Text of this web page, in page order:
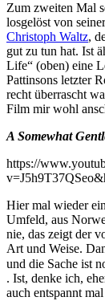
Zum zweiten Mal
losgelöst von
Christoph Waltz,
gut zu tun hat. Ist
Life“ (oben) eine
Pattinsons letzter
recht überrascht
Film mir wohl
A Somewhat
https://
Hier mal wieder
Umfeld, aus
nie, das zeigt der
Art und Weise.
und die Sache ist
. Ist, denke ich,
auch entspannt